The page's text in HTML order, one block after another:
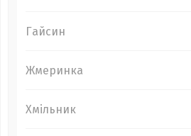
Гайсин
Жмеринка
Хмільник